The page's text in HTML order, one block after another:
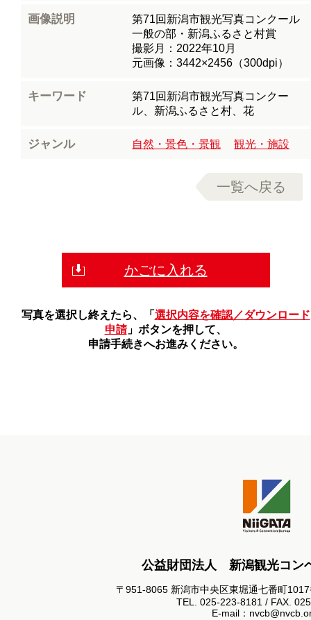
画像説明
第71回新潟市観光写真コンクール
一般の部・新潟ふるさと村賞
撮影月：2022年10月
元画像：3442×2456（300dpi）
キーワード
第71回新潟市観光写真コンクー
ル、新潟ふるさと村、花
ジャンル 自然・景色・景観 観光・施設
一覧へ戻る
かごに入れる
写真を選択し終えたら、「 選択内容を確認／ダウンロード
申請」ボタンを押して、
申請手続きへお進みください。
公益財団法人 新潟観光コン
〒951-8065 新潟市中央区東堀通七番町
TEL. 025-223-8181 / FAX.
E-mail：